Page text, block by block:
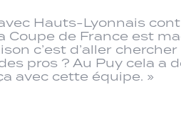
Hauts-Lyonnais
Coupe de France est
c’est d’aller
pros ? Au Puy cela a
avec cette équipe. »